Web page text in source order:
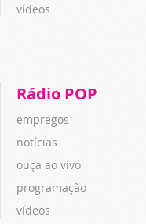
vídeos
Rádio POP
empregos
notícias
ouça ao vivo
programação
vídeos